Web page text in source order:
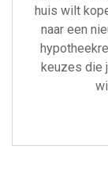
huis wilt
naar een
keuzes die